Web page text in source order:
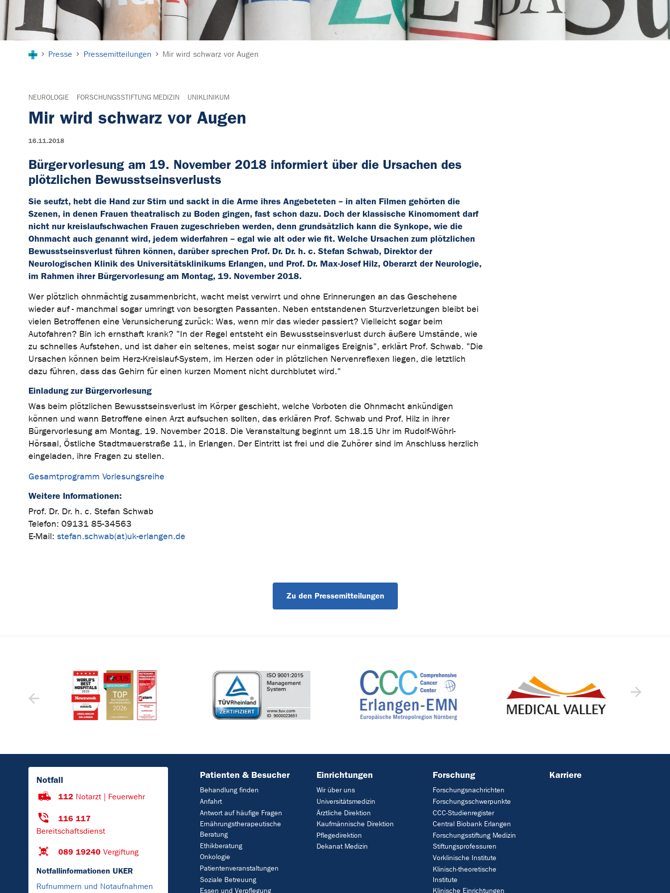
Presse Pressemitteilungen Mir wird schwarz vor Augen
NEUROLOGIE FORSCHUNGSSTIFTUNG MEDIZIN UNIKLINIKUM
Mir wird schwarz vor Augen
16.11.2018
Bürgervorlesung am 19. November 2018 informiert über die Ursachen des
plötzlichen Bewusstseinsverlusts
Sie seufzt, hebt die Hand zur Stirn und sackt in die Arme ihres Angebeteten – in alten Filmen gehörten die
Szenen, in denen Frauen theatralisch zu Boden gingen, fast schon dazu. Doch der klassische Kinomoment darf
nicht nur kreislaufschwachen Frauen zugeschrieben werden, denn grundsätzlich kann die Synkope, wie die
Ohnmacht auch genannt wird, jedem widerfahren – egal wie alt oder wie fit. Welche Ursachen zum plötzlichen
Bewusstseinsverlust führen können, darüber sprechen Prof. Dr. Dr. h. c. Stefan Schwab, Direktor der
Neurologischen Klinik des Universitätsklinikums Erlangen, und Prof. Dr. Max-Josef Hilz, Oberarzt der Neurologie,
im Rahmen ihrer Bürgervorlesung am Montag, 19. November 2018.
Wer plötzlich ohnmächtig zusammenbricht, wacht meist verwirrt und ohne Erinnerungen an das Geschehene
wieder auf - manchmal sogar umringt von besorgten Passanten. Neben entstandenen Sturzverletzungen bleibt bei
vielen Betroffenen eine Verunsicherung zurück: Was, wenn mir das wieder passiert? Vielleicht sogar beim
Autofahren? Bin ich ernsthaft krank? "In der Regel entsteht ein Bewusstseinsverlust durch äußere Umstände, wie
zu schnelles Aufstehen, und ist daher ein seltenes, meist sogar nur einmaliges Ereignis", erklärt Prof. Schwab. "Die
Ursachen können beim Herz-Kreislauf-System, im Herzen oder in plötzlichen Nervenreflexen liegen, die letztlich
dazu führen, dass das Gehirn für einen kurzen Moment nicht durchblutet wird."
Einladung zur Bürgervorlesung
Was beim plötzlichen Bewusstseinsverlust im Körper geschieht, welche Vorboten die Ohnmacht ankündigen
können und wann Betroffene einen Arzt aufsuchen sollten, das erklären Prof. Schwab und Prof. Hilz in ihrer
Bürgervorlesung am Montag, 19. November 2018. Die Veranstaltung beginnt um 18.15 Uhr im Rudolf-Wöhrl-
Hörsaal, Östliche Stadtmauerstraße 11, in Erlangen. Der Eintritt ist frei und die Zuhörer sind im Anschluss herzlich
eingeladen, ihre Fragen zu stellen.
Gesamtprogramm Vorlesungsreihe
Weitere Informationen:
Prof. Dr. Dr. h. c. Stefan Schwab
Telefon: 09131 85-34563
E-Mail: stefan.schwab(at)uk-erlangen.de
Zu den Pressemitteilungen
Notfall
112 Notarzt | Feuerwehr
116 117
Bereitschaftsdienst
089 19240 Vergiftung
Notfallinformationen UKER
Rufnummern und Notaufnahmen
Patienten & Besucher
Behandlung finden
Anfahrt
Antwort auf häufige Fragen
Ernährungstherapeutische
Beratung
Ethikberatung
Onkologie
Patientenveranstaltungen
Soziale Betreuung
Essen und Verpflegung
Einrichtungen
Wir über uns
Universitätsmedizin
Ärztliche Direktion
Kaufmännische Direktion
Pflegedirektion
Dekanat Medizin
Forschung
Forschungsnachrichten
Forschungsschwerpunkte
CCC-Studienregister
Central Biobank Erlangen
Forschungsstiftung Medizin
Stiftungsprofessuren
Vorklinische Institute
Klinisch-theoretische
Institute
Klinische Einrichtungen
Karriere